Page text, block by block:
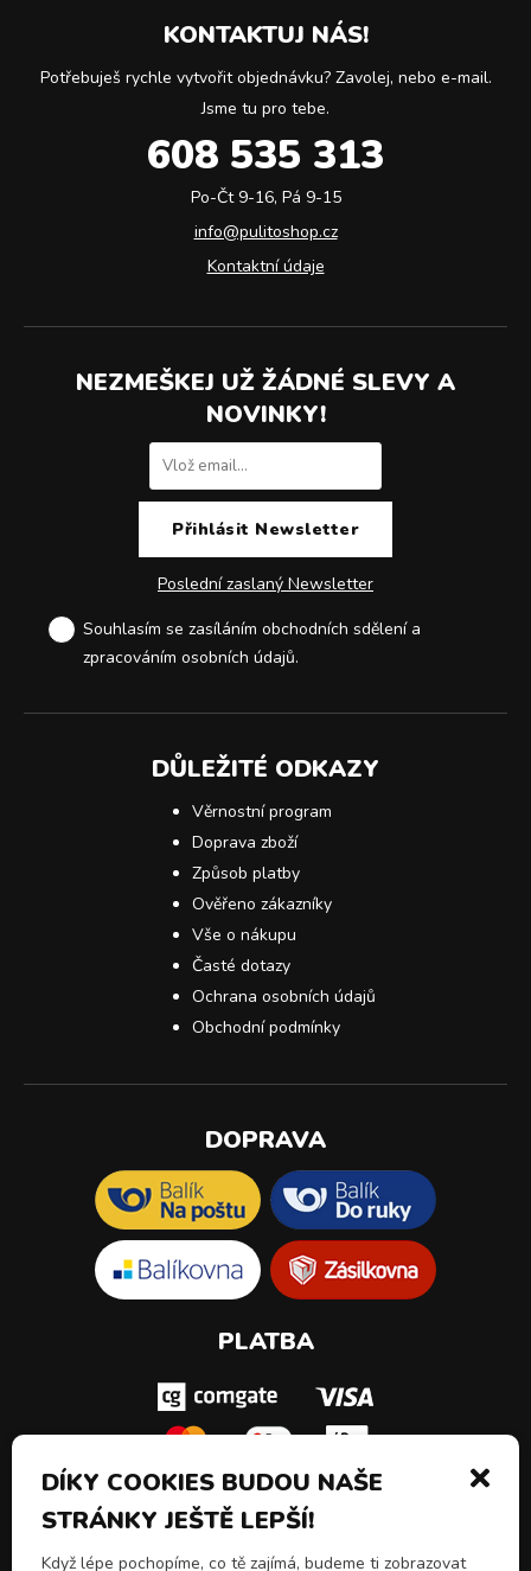
KONTAKTUJ NÁS!
Potřebuješ rychle vytvořit objednávku? Zavolej, nebo e-mail.
Jsme tu pro tebe.
608 535 313
Po-Čt 9-16, Pá 9-15
info@pulitoshop.cz
Kontaktní údaje
NEZMEŠKEJ UŽ ŽÁDNÉ SLEVY A
NOVINKY!
Poslední zaslaný Newsletter
Souhlasím se zasíláním obchodních sdělení a
zpracováním osobních údajů.
DŮLEŽITÉ ODKAZY
Věrnostní program
Doprava zboží
Způsob platby
Ověřeno zákazníky
Vše o nákupu
Časté dotazy
Ochrana osobních údajů
Obchodní podmínky
DOPRAVA
PLATBA
DÍKY COOKIES BUDOU NAŠE
STRÁNKY JEŠTĚ LEPŠÍ!
Když lépe pochopíme, co tě zajímá, budeme ti zobrazovat